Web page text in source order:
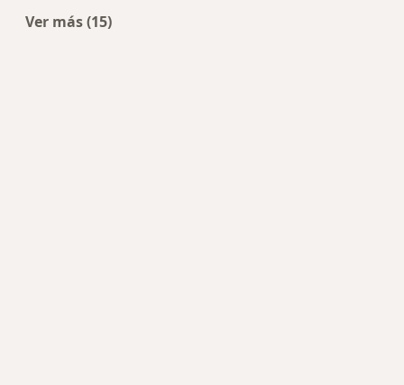
Ver más (15)